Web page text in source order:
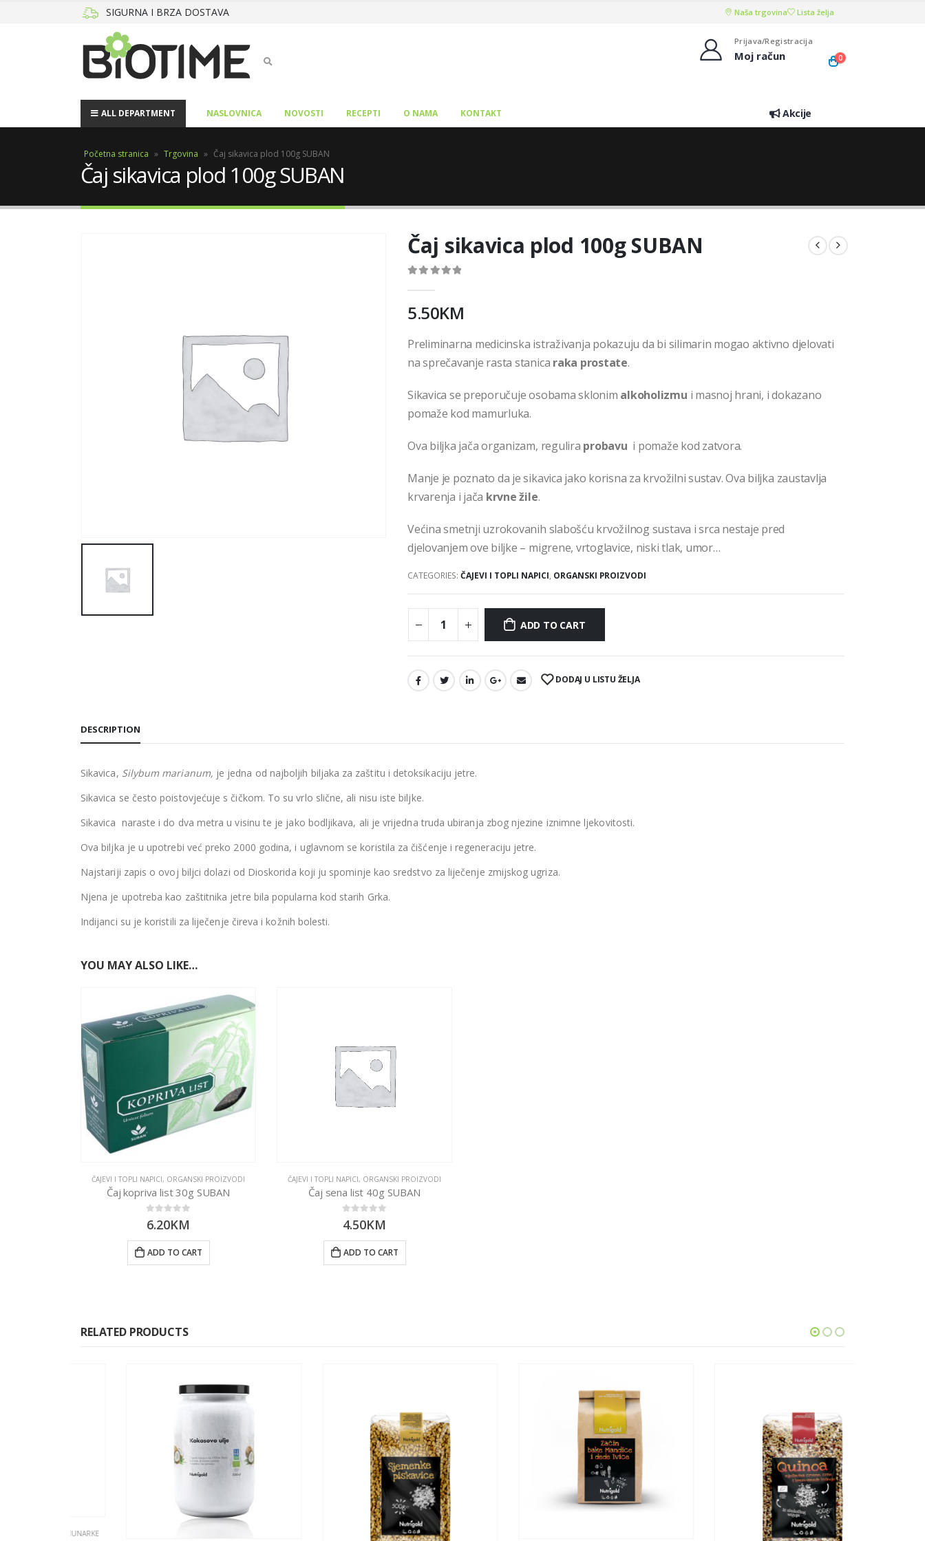
SIGURNA I BRZA DOSTAVA Naša trgovina Lista želja
Prijava/Registracija
Moj račun 0
ALL DEPARTMENT NASLOVNICA NOVOSTI RECEPTI O NAMA KONTAKT Akcije
Početna stranica » Trgovina » Čaj sikavica plod 100g SUBAN
Čaj sikavica plod 100g SUBAN
Čaj sikavica plod 100g SUBAN
5.50KM
Preliminarna medicinska istraživanja pokazuju da bi silimarin mogao aktivno djelovati
na sprečavanje rasta stanica raka prostate.
Sikavica se preporučuje osobama sklonim alkoholizmu i masnoj hrani, i dokazano
pomaže kod mamurluka.
Ova biljka jača organizam, regulira probavu i pomaže kod zatvora.
Manje je poznato da je sikavica jako korisna za krvožilni sustav. Ova biljka zaustavlja
krvarenja i jača krvne žile.
Većina smetnji uzrokovanih slabošću krvožilnog sustava i srca nestaje pred
djelovanjem ove biljke – migrene, vrtoglavice, niski tlak, umor…
CATEGORIES: ČAJEVI I TOPLI NAPICI, ORGANSKI PROIZVODI
ADD TO CART
DODAJ U LISTU ŽELJA
DESCRIPTION
Sikavica, Silybum marianum, je jedna od najboljih biljaka za zaštitu i detoksikaciju jetre.
Sikavica se često poistovjećuje s čičkom. To su vrlo slične, ali nisu iste biljke.
Sikavica naraste i do dva metra u visinu te je jako bodljikava, ali je vrijedna truda ubiranja zbog njezine iznimne ljekovitosti.
Ova biljka je u upotrebi već preko 2000 godina, i uglavnom se koristila za čišćenje i regeneraciju jetre.
Najstariji zapis o ovoj biljci dolazi od Dioskorida koji ju spominje kao sredstvo za liječenje zmijskog ugriza.
Njena je upotreba kao zaštitnika jetre bila popularna kod starih Grka.
Indijanci su je koristili za liječenje čireva i kožnih bolesti.
YOU MAY ALSO LIKE…
ČAJEVI I TOPLI NAPICI, ORGANSKI PROIZVODI
Čaj kopriva list 30g SUBAN
0out of 5
6.20KM
ADD TO CART
ČAJEVI I TOPLI NAPICI, ORGANSKI PROIZVODI
Čaj sena list 40g SUBAN
out of 5
4.50KM
ADD TO CART
RELATED PRODUCTS